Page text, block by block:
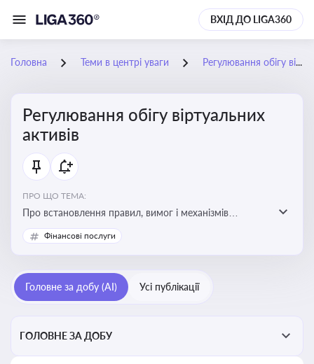
ВХІД ДО LIGA360
Головна Теми в центрі уваги Регулювання обігу віртуальних активів
Регулювання обігу віртуальних
активів
ПРО ЩО ТЕМА:
Про встановлення правил, вимог і механізмів
контролю за використанням, обігом та
оподаткуванням віртуальних активів, таких як
Фінансові послуги
Головне за добу (AI) Усі публікації
ГОЛОВНЕ ЗА ДОБУ